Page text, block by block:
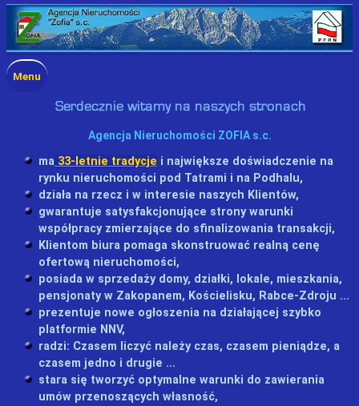
Menu
Agencja Nieruchomości ZOFIA s.c.
ma 33-letnie tradycje i największe doświadczenie na
rynku nieruchomości pod Tatrami i na Podhalu,
działa na rzecz i w interesie naszych Klientów,
gwarantuje satysfakcjonujące strony warunki
współpracy zmierzające do sfinalizowania transakcji,
Klientom biura pomaga skonstruować realną cenę
ofertową nieruchomości,
posiada w sprzedaży domy, działki, lokale, mieszkania,
pensjonaty w Zakopanem, Kościelisku, Rabce-Zdroju ...
prezentuje nowe ogłoszenia na działającej szybko
platformie NNV,
radzi: Czasem liczyć należy czas, czasem pieniądze, a
czasem jedno i drugie ...
stara się tworzyć optymalne warunki do zawierania
umów przenoszących własność,